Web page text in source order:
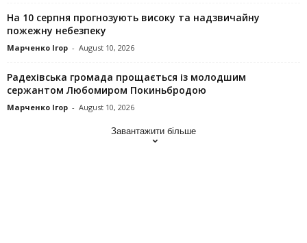
На 10 серпня прогнозують високу та надзвичайну
пожежну небезпеку
Марченко Ігор - August 10, 2026
Радехівська громада прощається із молодшим
сержантом Любомиром Покиньбродою
Марченко Ігор - August 10, 2026
Завантажити більше